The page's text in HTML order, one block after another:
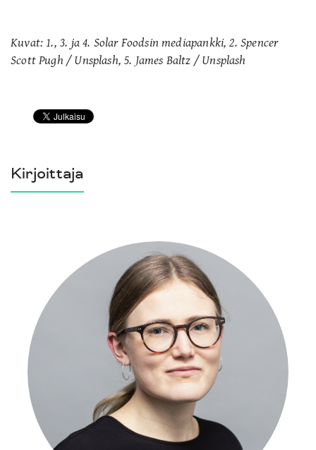
Kuvat: 1., 3. ja 4. Solar Foodsin mediapankki, 2. Spencer
Scott Pugh / Unsplash, 5. James Baltz / Unsplash
Kirjoittaja